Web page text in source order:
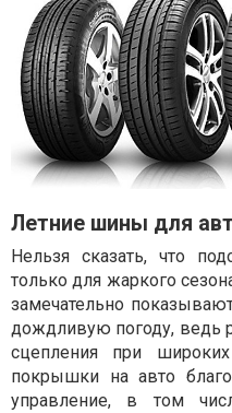
Летние шины для
Нельзя сказать, что
только для жаркого
замечательно
дождливую погоду, ведь
сцепления при
покрышки на авто
управление, в том